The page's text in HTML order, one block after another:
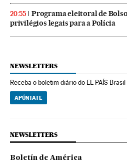
20:55
Programa eleitoral de
privilégios legais para a Polícia
NEWSLETTERS
Receba o boletim diário do EL PAÍS Brasil
APÚNTATE
NEWSLETTERS
Boletín de América